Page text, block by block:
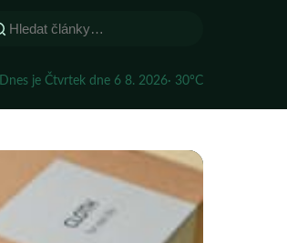
Dnes je Čtvrtek dne 6 8. 2026· 30°C